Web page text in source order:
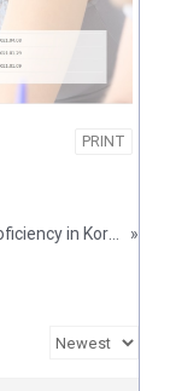
PRINT
Cours de préparation au TOPIK II (Test of Proficiency in Korean 한국어능력시험) à l'Université de Paris
»